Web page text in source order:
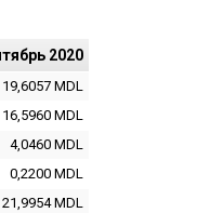
2020
19,6057 MDL
16,5960 MDL
4,0460 MDL
0,2200 MDL
21,9954MDL